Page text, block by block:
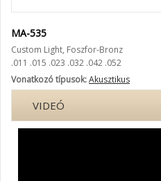
MA-535
Custom Light, Foszfor-Bronz
.011 .015 .023 .032 .042 .052
Vonatkozó típusok:Akusztikus
VIDEÓ